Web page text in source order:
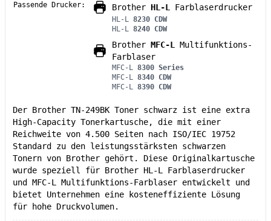
Passende Drucker:
Brother HL-L Farblaserdrucker
HL-L 8230 CDW
HL-L 8240 CDW
Brother MFC-L
Multifunktions-
Farblaser
MFC-L 8300 Series
MFC-L 8340 CDW
MFC-L 8390 CDW
Der Brother TN-249BK Toner schwarz ist eine extra
High-Capacity Tonerkartusche, die mit einer
Reichweite von 4.500 Seiten nach ISO/IEC 19752
Standard zu den leistungsstärksten schwarzen
Tonern von Brother gehört. Diese Originalkartusche
wurde speziell für Brother HL-L Farblaserdrucker
und MFC-L Multifunktions-Farblaser entwickelt und
bietet Unternehmen eine kosteneffiziente Lösung
für hohe Druckvolumen.